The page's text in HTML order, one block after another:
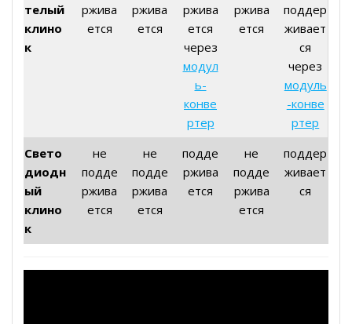
телый
клино
к
ржива
ется
ржива
ется
ржива
ется
через
модул
ь-
конве
ртер
ржива
ется
поддер
живает
ся
через
модуль
-конве
ртер
Свето
диодн
ый
клино
к
не
подде
ржива
ется
не
подде
ржива
ется
подде
ржива
ется
не
подде
ржива
ется
поддер
живает
ся